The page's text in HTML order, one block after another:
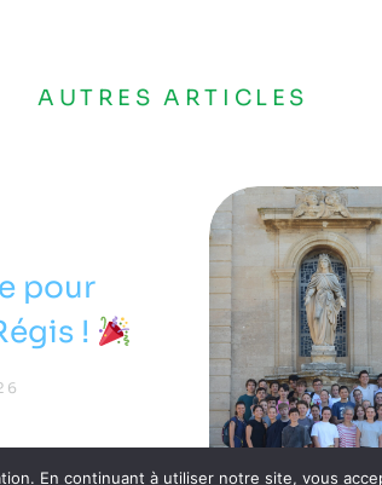
AUTRES ARTICLES
pour
!
En continuant à utiliser notre site, vous